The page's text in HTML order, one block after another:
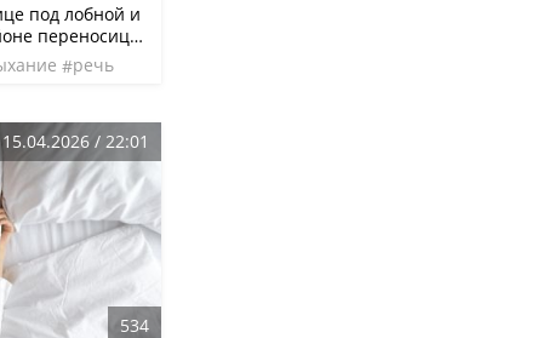
под лобной и
переносицы
Эту
«маской
масками.
речь
15.04.2026 / 22:01
534